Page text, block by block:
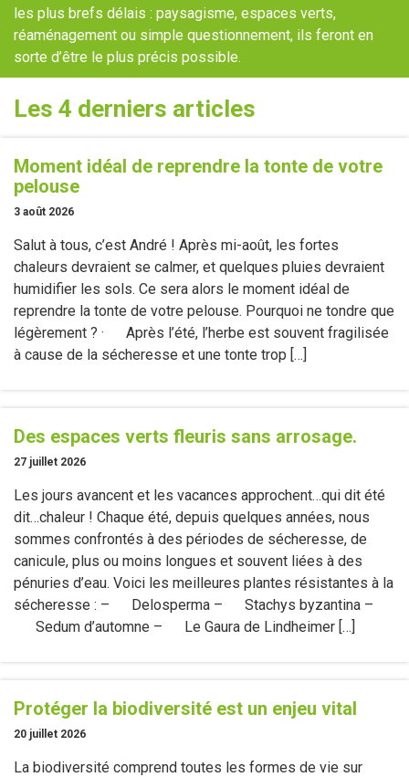
les plus brefs délais : paysagisme, espaces verts,
réaménagement ou simple questionnement, ils feront en
sorte d’être le plus précis possible.
Les 4 derniers articles
Moment idéal de reprendre la tonte de votre
pelouse
3 août 2026
Salut à tous, c’est André ! Après mi-août, les fortes
chaleurs devraient se calmer, et quelques pluies devraient
humidifier les sols. Ce sera alors le moment idéal de
reprendre la tonte de votre pelouse. Pourquoi ne tondre que
légèrement ? · Après l’été, l’herbe est souvent fragilisée
à cause de la sécheresse et une tonte trop […]
Des espaces verts fleuris sans arrosage.
27 juillet 2026
Les jours avancent et les vacances approchent…qui dit été
dit…chaleur ! Chaque été, depuis quelques années, nous
sommes confrontés à des périodes de sécheresse, de
canicule, plus ou moins longues et souvent liées à des
pénuries d’eau. Voici les meilleures plantes résistantes à la
sécheresse : – Delosperma – Stachys byzantina –
Sedum d’automne – Le Gaura de Lindheimer […]
Protéger la biodiversité est un enjeu vital
20 juillet 2026
La biodiversité comprend toutes les formes de vie sur